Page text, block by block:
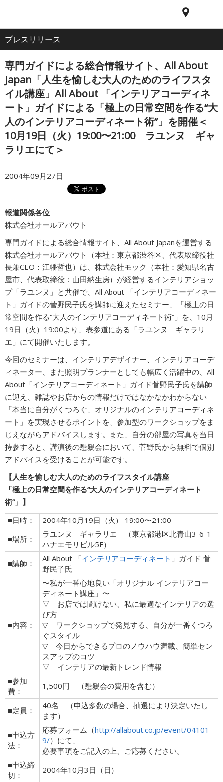
All
About
シ
ョ
ン
ホーム
企業情報
IR・投資家情報
サービス
採用情報
プレスリリース
広告商品のご案内
ソーシャルアカウント
閉じる
専門ガイドによる総合情報サイト、All About
Japan「人生を愉しむ大人のためのライフスタ
イル講座」All About 「インテリアコーディネ
ート」ガイドによる「極上の日常空間を作る“大
人のインテリアコーディネート術”」を開催＜
10月19日（火）19:00〜21:00 ラユンヌ ギャ
ラリエにて＞
2004年09月27日
報道関係各位
株式会社オールアバウト
専門ガイドによる総合情報サイト、All About Japanを運営する
株式会社オールアバウト（本社：東京都渋谷区、代表取締役社
長兼CEO：江幡哲也）は、株式会社モック（本社：愛知県名古
屋市、代表取締役：山田納生房）が経営するインテリアショッ
プ「ラユンヌ」と共催で、All About 「インテリアコーディネー
ト」ガイドの菅野民子氏を講師に迎えたセミナー、「極上の日
常空間を作る“大人のインテリアコーディネート術”」を、10月
19日（火）19:00より、表参道にある「ラユンヌ ギャラリ
エ」にて開催いたします。
今回のセミナーは、インテリアデザイナー、インテリアコーデ
ィネーター、また照明プランナーとしても幅広く活躍中の、All
About「インテリアコーディネート」ガイド菅野民子氏を講師
に迎え、雑誌やお店からの情報だけではなかなかわからない
「本当に自分がくつろぐ、オリジナルのインテリアコーディネ
ート」を実現させるポイントを、参加型のワークショップをま
じえながらアドバイスします。また、自分の部屋の写真を当日
持参すると、講演後の懇親会において、菅野氏から無料で個別
アドバイスを受けることが可能です。
【人生を愉しむ大人のためのライフスタイル講座
「極上の日常空間を作る“大人のインテリアコーディネート
術”」】
■日時：
2004年10月19日（火） 19:00〜21:00
■場所：
ラユンヌ ギャラリエ （東京都港区北青山3-6-1
ハナエモリビル5F）
■講師：
All About 「インテリアコーディネート 」ガイド 菅
野民子氏
■内容：
〜私が一番心地良い「オリジナル インテリアコー
ディネート講座」〜
▽ お店では聞けない、私に最適なインテリアの選
び方
▽ ワークショップで発見する、自分が一番くつろ
ぐスタイル
▽ 今日からできるプロのノウハウ満載、簡単セン
スアップのコツ
▽ インテリアの最新トレンド情報
■参加
費：
1,500円 （懇親会の費用を含む）
■定員：
40名 （申込多数の場合、抽選により決定いたし
ます）
■申込方
法：
応募フォーム（http://allabout.co.jp/event/04101
9/）にて、
必要事項をご記入の上、ご応募ください。
■申込締
切：
2004年10月3日（日）
プレスリリース